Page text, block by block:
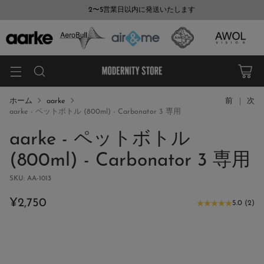
2〜5営業日以内に発送いたします
ホーム
aarke
aarke - ペットボトル (800ml) - Carbonator 3 専用
前 次
aarke - ペットボトル
(800ml) - Carbonator 3 専用
SKU: AA-1013
¥2,750 5.0 (2)